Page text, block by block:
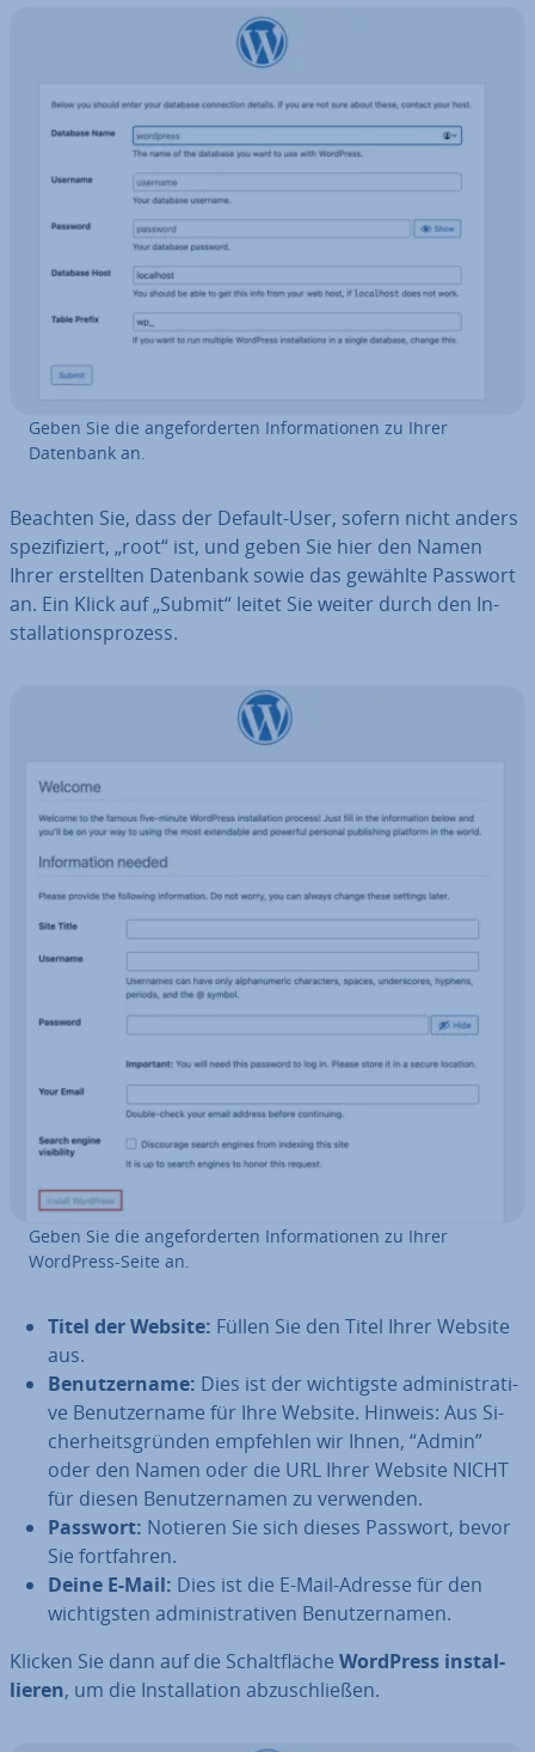
Geben Sie die an­ge­for­der­ten In­for­ma­tio­nen zu Ihrer
Datenbank an.
Beachten Sie, dass der Default-User, sofern nicht anders
spe­zi­fi­ziert, „root“ ist, und geben Sie hier den Namen
Ihrer er­stell­ten Datenbank sowie das gewählte Passwort
an. Ein Klick auf „Submit“ leitet Sie weiter durch den In­
stal­la­ti­ons­pro­zess.
Geben Sie die an­ge­for­der­ten In­for­ma­tio­nen zu Ihrer
WordPress-Seite an.
Titel der Website: Füllen Sie den Titel Ihrer Website
aus.
Be­nut­zer­na­me: Dies ist der wich­tigs­te ad­mi­nis­tra­ti­
ve Be­nut­zer­na­me für Ihre Website. Hinweis: Aus Si­
cher­heits­grün­den empfehlen wir Ihnen, “Admin”
oder den Namen oder die URL Ihrer Website NICHT
für diesen Be­nut­zer­na­men zu verwenden.
Passwort: Notieren Sie sich dieses Passwort, bevor
Sie fort­fah­ren.
Deine E-Mail: Dies ist die E-Mail-Adresse für den
wich­tigs­ten ad­mi­nis­tra­ti­ven Be­nut­zer­na­men.
Klicken Sie dann auf die Schalt­flä­che WordPress in­stal­
lie­ren, um die In­stal­la­ti­on ab­zu­schlie­ßen.